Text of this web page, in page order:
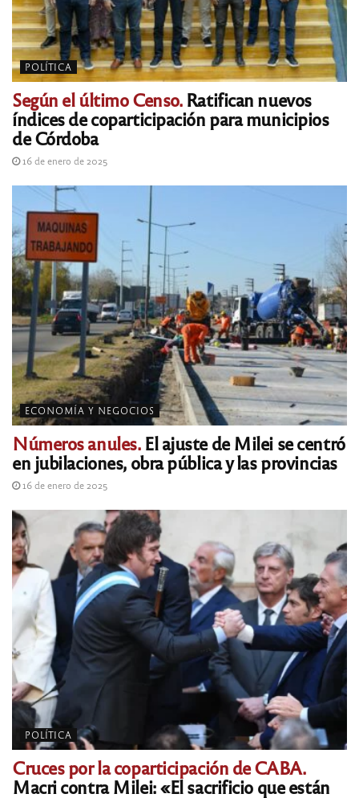
POLÍTICA
Según el último Censo.Ratifican nuevos
índices de coparticipación para municipios
de Córdoba
16 de enero de 2025
ECONOMÍA Y NEGOCIOS
Números anules.El ajuste de Milei se centró
en jubilaciones, obra pública y las provincias
16 de enero de 2025
POLÍTICA
Cruces por la coparticipación de CABA.
Macri contra Milei: «El sacrificio que están